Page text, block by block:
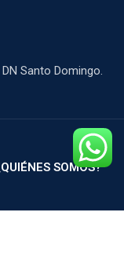
Santo Domingo.
SOMOS?